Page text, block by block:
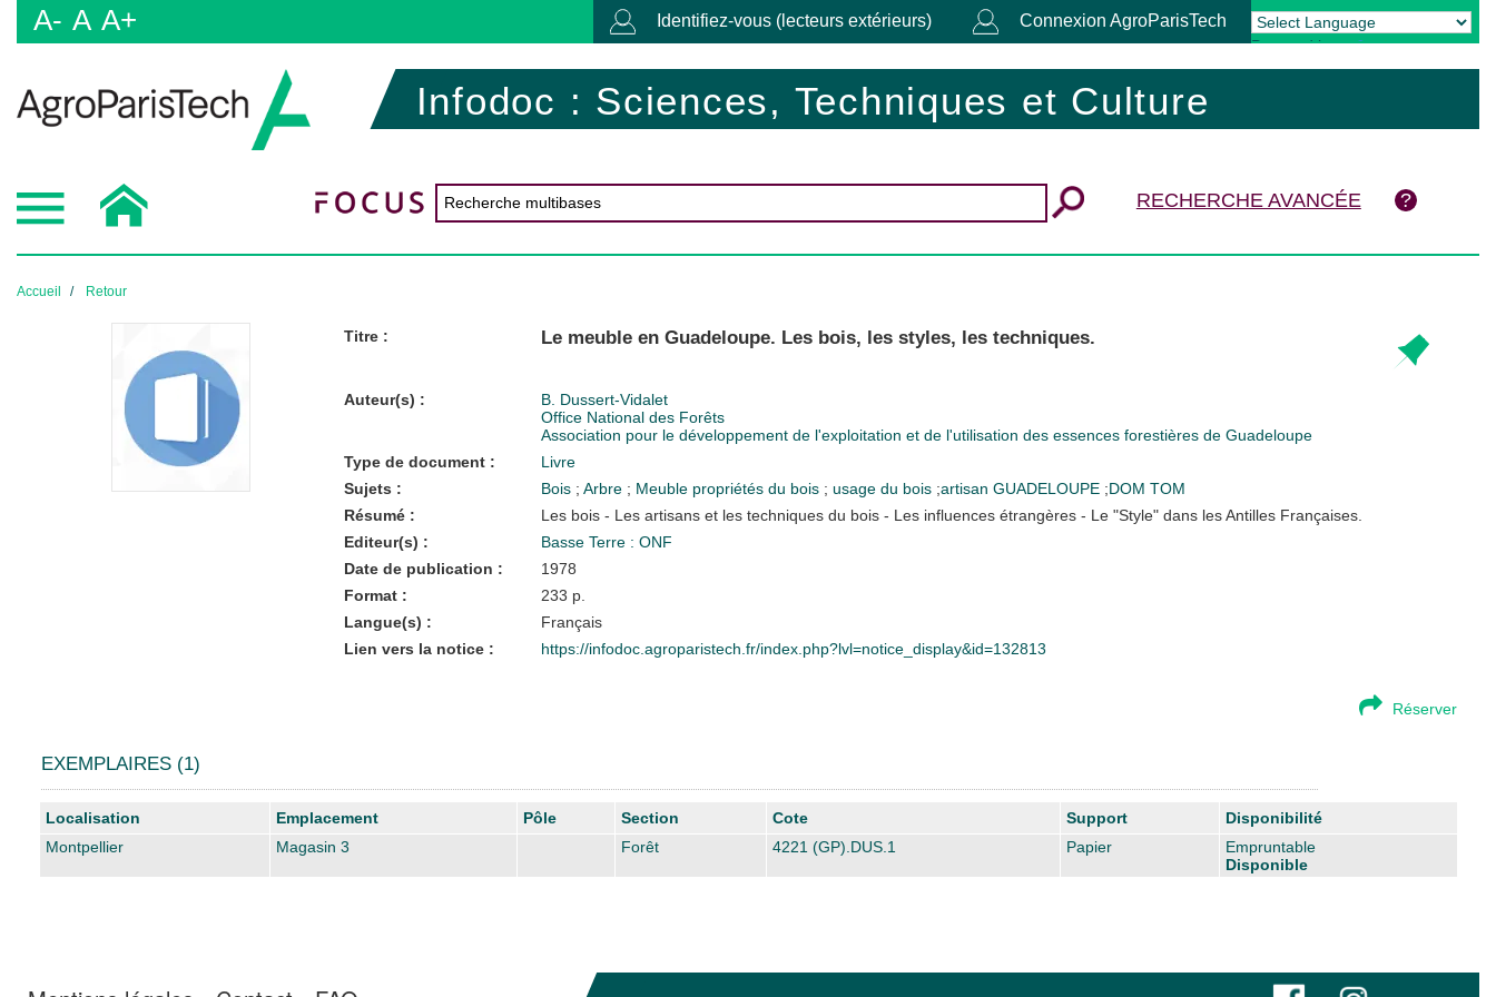
A- A A+ Identifiez-vous (lecteurs extérieurs) Connexion AgroParisTech
Powered by Translate
Infodoc : Sciences, Techniques et Culture
RECHERCHE AVANCÉE
Accueil Retour
Titre : Le meuble en Guadeloupe. Les bois, les styles, les techniques.
Auteur(s) :
B. Dussert-Vidalet
Office National des Forêts
Association pour le développement de l'exploitation et de l'utilisation des essences forestières de Guadeloupe
Type de document :
Livre
Sujets :
Bois ; Arbre ; Meuble propriétés du bois ; usage du bois ;artisan GUADELOUPE ;DOM TOM
Résumé :
Les bois - Les artisans et les techniques du bois - Les influences étrangères - Le "Style" dans les Antilles Françaises.
Editeur(s) :
Basse Terre : ONF
Date de publication :
1978
Format :
233 p.
Langue(s) :
Français
Lien vers la notice :
https://infodoc.agroparistech.fr/index.php?lvl=notice_display&id=132813
Réserver
EXEMPLAIRES (1)
Liste des exemplaires
Localisation Emplacement Pôle Section Cote Support
Disponibilité
Montpellier
Magasin 3 Forêt 4221 (GP).DUS.1 Papier
Empruntable
Disponible